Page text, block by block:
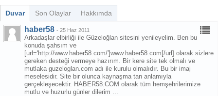
Duvar Son Olaylar Hakkımda
haber58 - 25 Haz 2011
Arkadaşlar elbirliği ile Güzeloğlan sitesini yenileyelim. Ben bu
konuda şahsım ve
[url='http://www.haber58.com/']www.haber58.com[/url] olarak sizlere
gereken desteği vermeye hazırım. Bir kere site tek olmalı ve
mutlaka guzeloglan.com adı ile kurulu olmalıdır. Bu bir imaj
meselesidir. Site bir olunca kaynaşma tan anlamıyla
gerçekleşecektir. HABER58.COM olarak tüm hemşehrilerimize
mutlu ve huzurlu günler dilerim ...